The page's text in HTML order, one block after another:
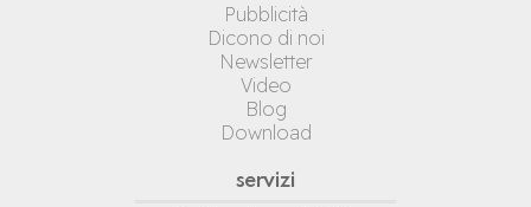
Pubblicità
Dicono di noi
Newsletter
Video
Blog
Download
servizi